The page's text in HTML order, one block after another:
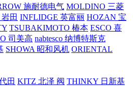
施耐德电气 MOLDINO 三菱
田 INFLIDGE 英富丽 HOZAN 宝
TSUBAKIMOTO 椿本 ESCO 喜
司美高 nabtesco 纳博特斯克
SHOWA 昭和风机 ORIENTAL
田 KITZ 北泽 阀 THINKY 日新基